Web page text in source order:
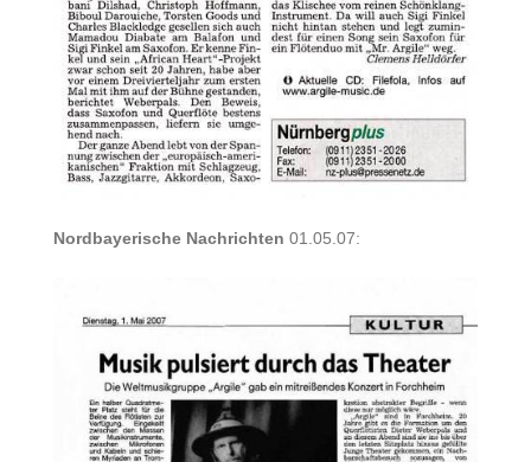
Nordbayerische Nachrichten 01.05.07: